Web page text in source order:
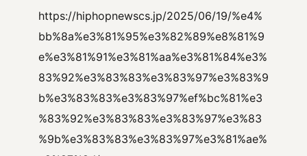
https://hiphopnewscs.jp/2025/06/19/%e4%
bb%8a%e3%81%95%e3%82%89%e8%81%9
e%e3%81%91%e3%81%aa%e3%81%84%e3%
83%92%e3%83%83%e3%83%97%e3%83%9
b%e3%83%83%e3%83%97%ef%bc%81%e3
%83%92%e3%83%83%e3%83%97%e3%83
%9b%e3%83%83%e3%83%97%e3%81%ae%